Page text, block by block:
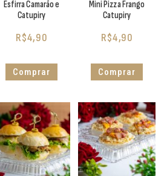
Esfirra Camarão e
Catupiry
R$4,90
Comprar
Mini Pizza Frango
Catupiry
R$4,90
Comprar